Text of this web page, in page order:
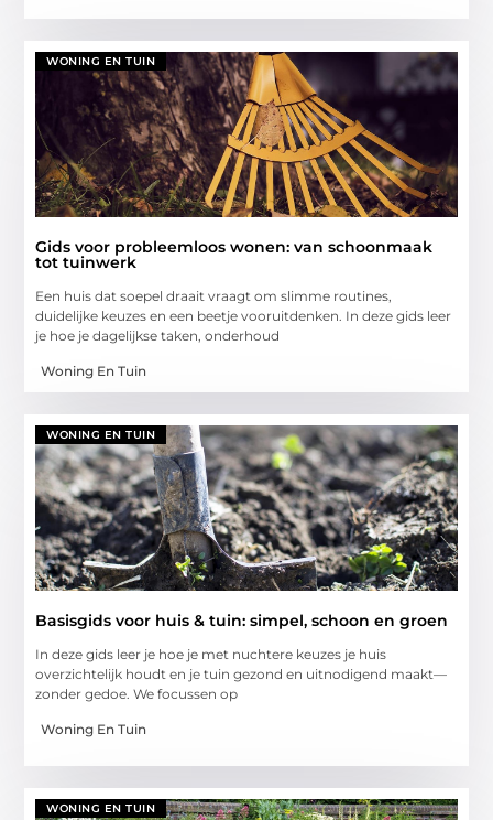
WONING EN TUIN
Gids voor probleemloos wonen: van schoonmaak
tot tuinwerk
Een huis dat soepel draait vraagt om slimme routines,
duidelijke keuzes en een beetje vooruitdenken. In deze gids leer
je hoe je dagelijkse taken, onderhoud
Woning En Tuin
WONING EN TUIN
Basisgids voor huis & tuin: simpel, schoon en groen
In deze gids leer je hoe je met nuchtere keuzes je huis
overzichtelijk houdt en je tuin gezond en uitnodigend maakt—
zonder gedoe. We focussen op
Woning En Tuin
WONING EN TUIN